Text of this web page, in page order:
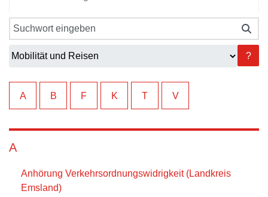
?
A B F K T V
A
Anhörung Verkehrsordnungswidrigkeit (Landkreis
Emsland)